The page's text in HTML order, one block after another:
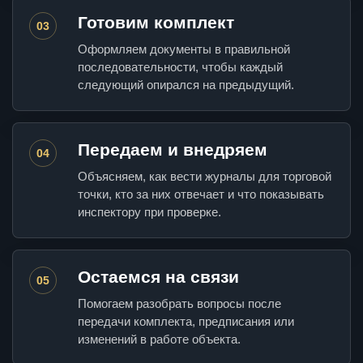
03 Готовим комплект
Оформляем документы в правильной
последовательности, чтобы каждый
следующий опирался на предыдущий.
04 Передаем и внедряем
Объясняем, как вести журналы для торговой
точки, кто за них отвечает и что показывать
инспектору при проверке.
05 Остаемся на связи
Помогаем разобрать вопросы после
передачи комплекта, предписания или
изменений в работе объекта.